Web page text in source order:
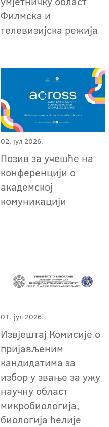
Филмска и
телевизијска режија
02. јул 2026.
Позив за учешће на
конференцији о
академској
комуникацији
01. јул 2026.
Извјештај Комисије о
пријављеним
кандидатима за
избор у звање за ужу
научну област
микробиологија,
биологија ћелије